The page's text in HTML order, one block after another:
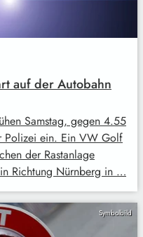
auf der Autobahn
Samstag, gegen 4.55
Polizei ein. Ein VW Golf
der Rastanlage
Richtung Nürnberg in …
Symbolbild